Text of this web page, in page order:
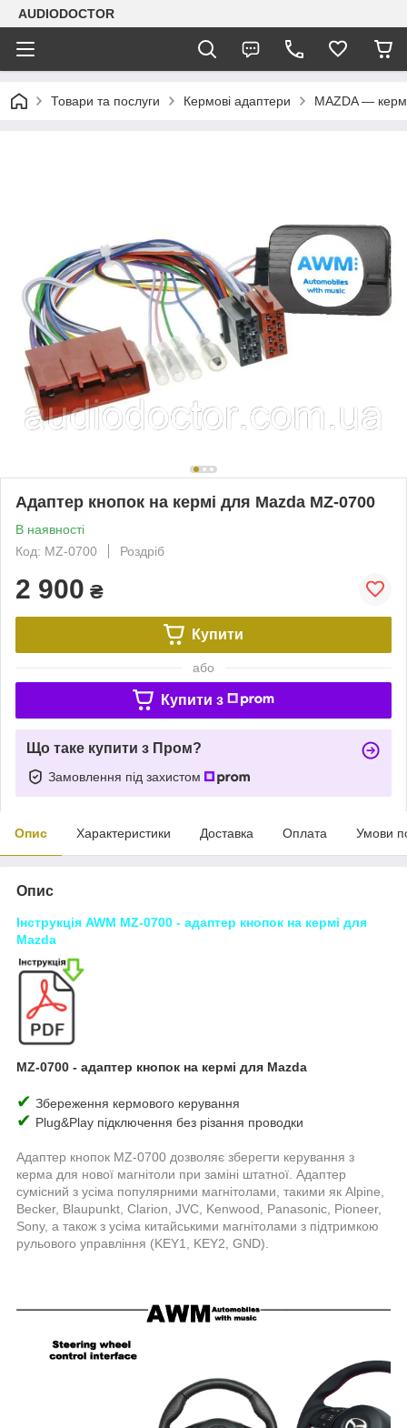
AUDIODOCTOR
Товари та послуги Кермові адаптери MAZDA —
Адаптер кнопок на кермі для Mazda MZ-0700
В наявності
Код: MZ-0700
Роздріб
2 900 ₴
Купити
або
Купити з
Що таке купити з Пром?
Замовлення під захистом
Опис Характеристики Доставка Оплата Умови
Опис
Інструкція AWM MZ-0700 - адаптер кнопок на кермі для
Mazda
MZ-0700 - адаптер кнопок на кермі для Mazda
✔ Збереження кермового керування
✔ Plug&Play підключення без різання проводки
Адаптер кнопок MZ-0700 дозволяє зберегти керування з
керма для нової магнітоли при заміні штатної. Адаптер
сумісний з усіма популярними магнітолами, такими як Alpine,
Becker, Blaupunkt, Clarion, JVC, Kenwood, Panasonic, Pioneer,
Sony, а також з усіма китайськими магнітолами з підтримкою
рульового управління (KEY1, KEY2, GND).